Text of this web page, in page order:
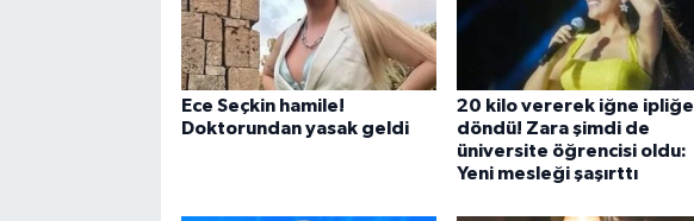
Ece Seçkin hamile!
Doktorundan yasak geldi
20 kilo vererek iğne ipliğe
döndü! Zara şimdi de
üniversite öğrencisi oldu:
Yeni mesleği şaşırttı